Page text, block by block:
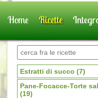
Home Ricette
Prenota una visita
Estratti di succo (7)
Pane-Focacce-Torte
(19)